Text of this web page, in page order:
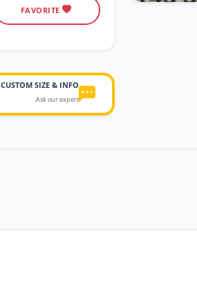
FAVORITE
CUSTOM SIZE & INFO
Ask our expert.